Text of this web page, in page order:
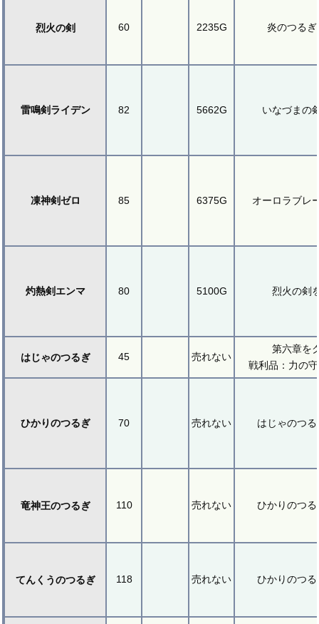
烈火の剣 60 2235G 炎のつる
雷鳴剣ライデン 82 5662G いなづまの
凍神剣ゼロ 85 6375G オーロラブレ
灼熱剣エンマ 80 5100G 烈火の剣
はじゃのつるぎ 45 売れない
第六章を
戦利品：力の
ひかりのつるぎ 70 売れない はじゃのつ
竜神王のつるぎ 110 売れない ひかりのつ
てんくうのつるぎ 118 売れない ひかりのつ